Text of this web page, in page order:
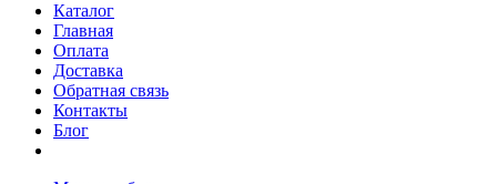
Каталог
Главная
Оплата
Доставка
Обратная связь
Контакты
Блог